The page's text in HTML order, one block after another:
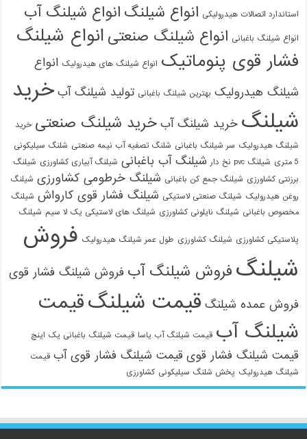
استاندارد اتصالات هیدرولیکی انواع شیلنگ انواع شیلنگ آب
انواع شیلنگ باغبانی انواع شیلنگ صنعتی انواع شیلنگ
فشار قوی پنوماتیک انواع شیلنگ های هیدرولیک انواع
شیلنگ هیدرولیک بهترین شیلنگ باغبانی تولید شیلنگ آب خرید
شیلنگ خرید شیلنگ آب خرید شیلنگ صنعتی خرید
شیلنگ هیدرولیک سر شیلنگ باغبانی شلنگ تصفیه آب نیمه صنعتی شلنگ سیلیکونی
5 متری
شیلنگ pvc نخ دار شیلنگ آب باغبانی شیلنگ آبیاری کشاورزی شیلنگ
برزنتی کشاورزی شیلنگ جمع کن باغبانی شیلنگ خرطومی کشاورزی شیلنگ
روغن هیدرولیک شیلنگ صنعتی لاستیکی شیلنگ فشار قوی کارواش شیلنگ
مخصوص باغبانی شیلنگ نایلونی کشاورزی شیلنگ های لاستیکی یک لا سیم شیلنگ
پلاستیکی کشاورزی شیلنگ کشاورزی طول عمر شیلنگ هیدرولیک فروش
شیلنگ فروش شیلنگ آب فروش شیلنگ فشار قوی
فروش عمده شیلنگ قیمت شیلنگقیمت
شیلنگ آب قیمت شیلنگ آب یاسا قیمت شیلنگ باغبانی یک اینچ
قیمت شیلنگ فشار قوی قیمت شیلنگ فشار قوی آب قیمت
شیلنگ هیدرولیک پخش شلنگ سیلیکونی کشاورزی